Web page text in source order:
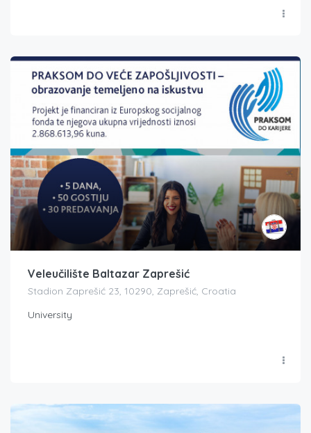
Veleučilište Baltazar Zaprešić
Stadion Zaprešić 23, 10290, Zaprešić, Croatia
University